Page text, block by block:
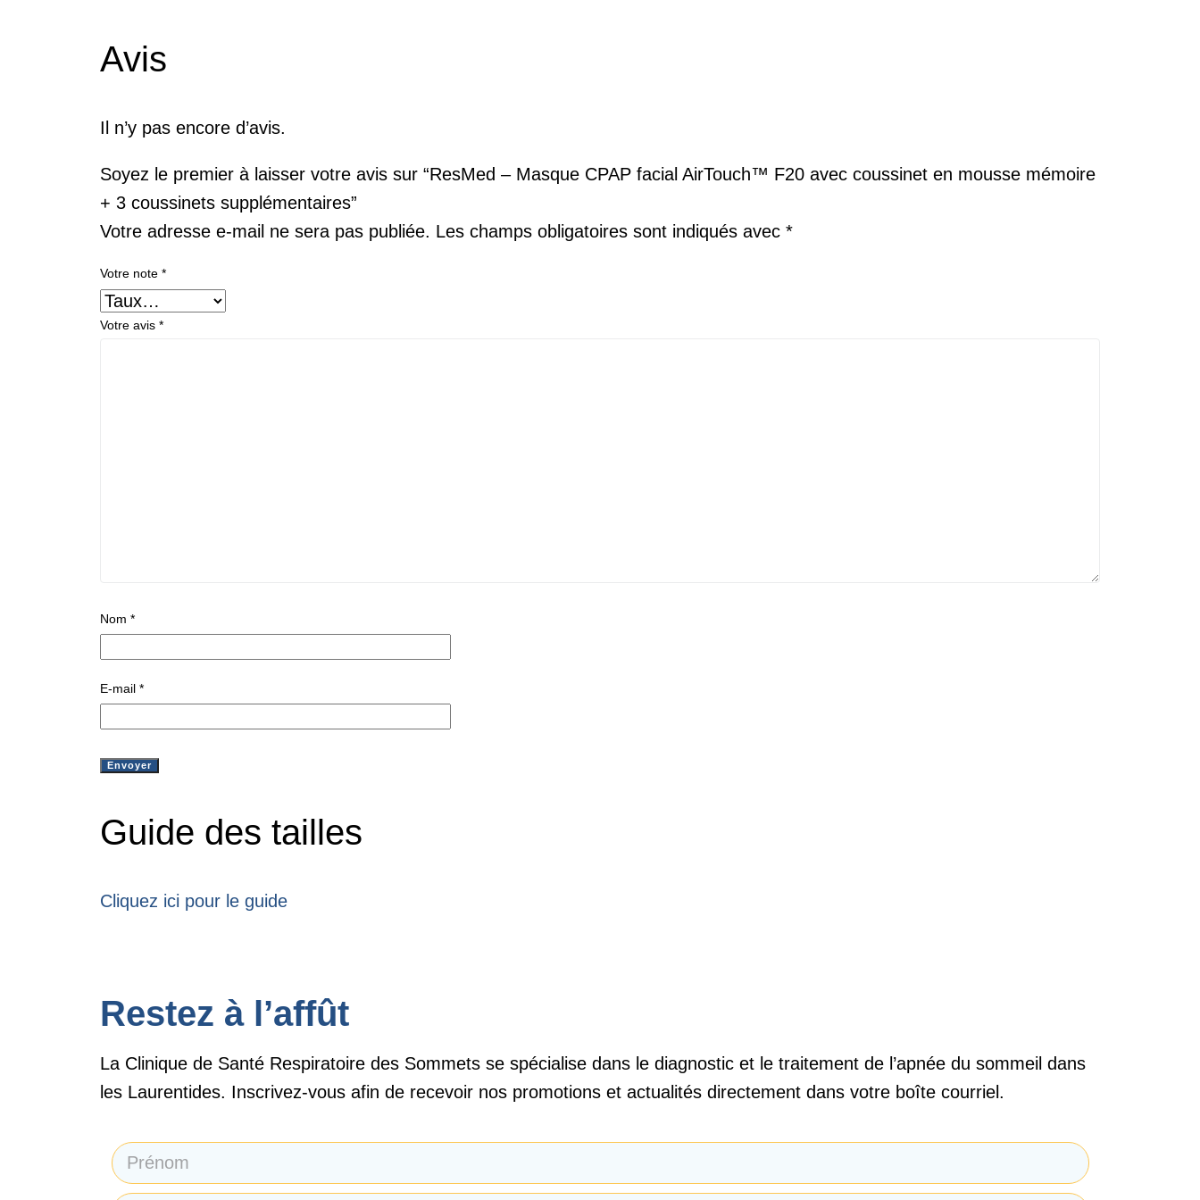
Avis
Il n’y pas encore d’avis.
Soyez le premier à laisser votre avis sur “ResMed – Masque CPAP facial AirTouch™ F20 avec coussinet en mousse mémoire
+ 3 coussinets supplémentaires”
Votre adresse e-mail ne sera pas publiée. Les champs obligatoires sont indiqués avec *
Votre note *
Votre avis *
Nom *
E-mail *
Guide des tailles
Cliquez ici pour le guide
Restez à l’affût
La Clinique de Santé Respiratoire des Sommets se spécialise dans le diagnostic et le traitement de l’apnée du sommeil dans
les Laurentides. Inscrivez-vous afin de recevoir nos promotions et actualités directement dans votre boîte courriel.